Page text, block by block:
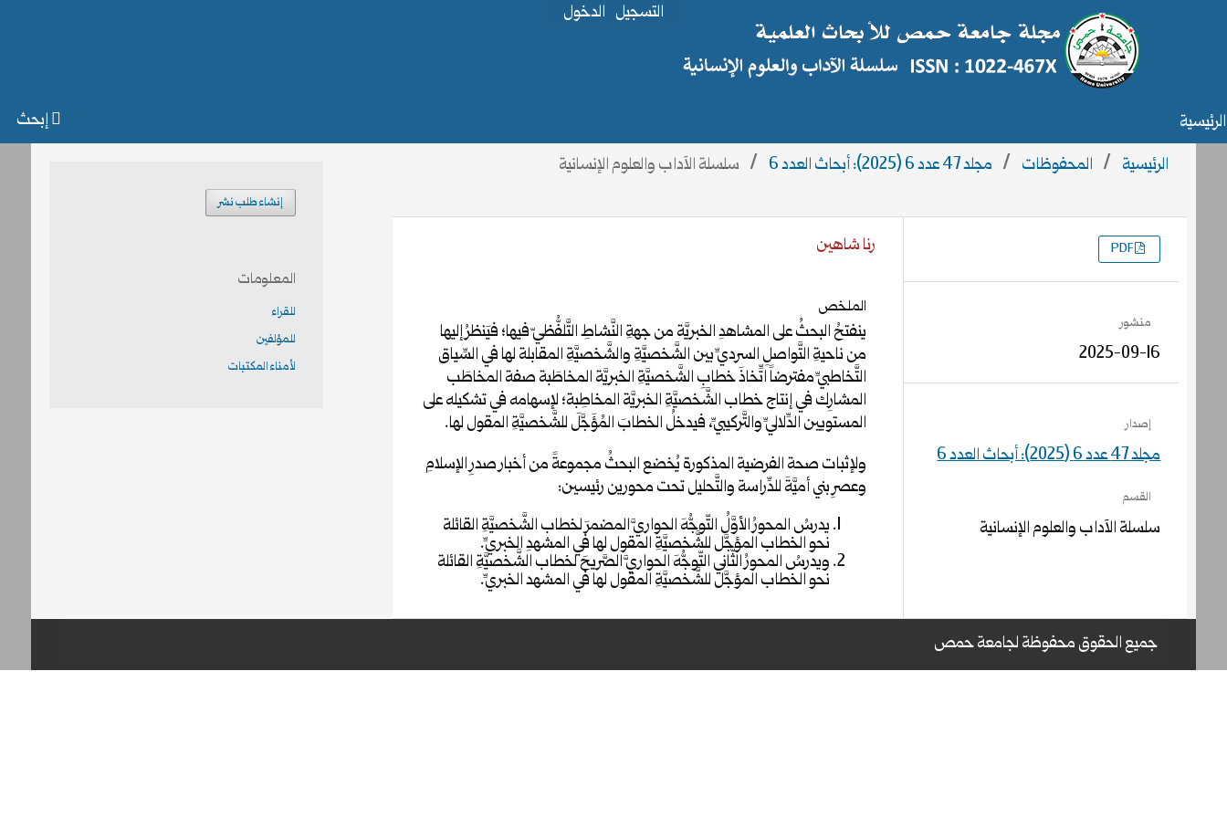
الرئيسية إبحث
التسجيل الدخول
الرئيسية / المحفوظات / مجلد 47 عدد 6 (2025): أبحاث العدد 6 / سلسلة الآداب والعلوم الإنسانية
رنا شاهين
الملخص
ينفتحُ البحثُ على المشاهدِ الخبريَّة من جهةِ النَّشاطِ التَّلفُّظيّ فيها؛ فيَنظرُ إليها
من ناحيةِ التَّواصلِ السرديِّ بين الشَّخصيَّةِ والشَّخصيَّةِ المقابلة لها في السِّياق
التَّخاطبيِّ مفترضاً اتِّخاذَ خطابِ الشَّخصيَّةِ الخبريَّة المخاطَبة صفة المخاطَب
المشارِك في إنتاج خطاب الشَّخصيَّةِ الخبريَّة المخاطِبة؛ لإسهامه في تشكيله على
المستويين الدِّلاليِّ والتَّركيبيِّ، فيدخلُ الخطابَ المُؤَجَّلَ للشَّخصيَّةِ المقول لها.
ولإثبات صحة الفرضية المذكورة يُخضع البحثُ مجموعةً من أخبار صدرِ الإسلامِ
وعصرِ بني أميَّةَ للدِّراسة والتَّحليل تحت محورين رئيسين:
يدرسُ المحورُ الأوَّلُ التّوجُّهَ الحواريَّ المضمرَ لخطاب الشَّخصيَّةِ القائلة
نحو الخطاب المؤجَّل للشَّخصيَّةِ المقول لها في المشهدِ الخبريِّ.
ويدرسُ المحورُ الثَّاني التّوجُّهَ الحواريَّ الصَّريحَ لخطاب الشَّخصيَّةِ القائلة
نحو الخطاب المؤجَّل للشَّخصيَّةِ المقول لها في المشهد الخبريِّ.
التنزيلات
PDF
منشور
2025-09-16
إصدار
مجلد 47 عدد 6 (2025): أبحاث العدد 6
القسم
سلسلة الآداب والعلوم الإنسانية
إنشاء طلب نشر
المعلومات
للقراء
للمؤلفين
لأمناء المكتبات
جميع الحقوق محفوظة لجامعة حمص